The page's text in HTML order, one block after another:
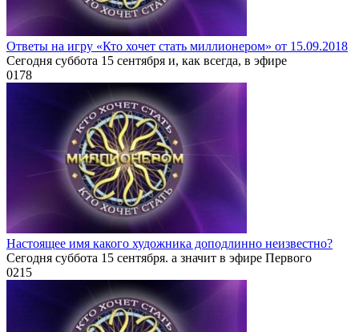
Ответы на игру «Кто хочет стать миллионером» от 15.09.2018
Сегодня суббота 15 сентября и, как всегда, в эфире
0178
Настоящее имя какого художника доподлинно неизвестно?
Сегодня суббота 15 сентября. а значит в эфире Первого
0215